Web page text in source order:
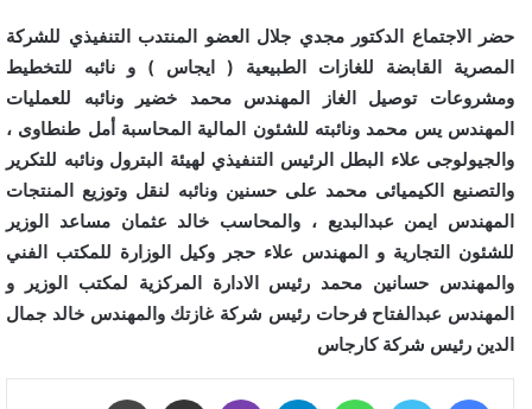
حضر الاجتماع الدكتور مجدي جلال العضو المنتدب التنفيذي للشركة
المصرية القابضة للغازات الطبيعية ( ايجاس ) و نائبه للتخطيط
ومشروعات توصيل الغاز المهندس محمد خضير ونائبه للعمليات
المهندس يس محمد ونائبته للشئون المالية المحاسبة أمل طنطاوى ،
والجيولوجى علاء البطل الرئيس التنفيذي لهيئة البترول ونائبه للتكرير
والتصنيع الكيميائى محمد على حسنين ونائبه لنقل وتوزيع المنتجات
المهندس ايمن عبدالبديع ، والمحاسب خالد عثمان مساعد الوزير
للشئون التجارية و المهندس علاء حجر وكيل الوزارة للمكتب الفني
والمهندس حسانين محمد رئيس الادارة المركزية لمكتب الوزير و
المهندس عبدالفتاح فرحات رئيس شركة غازتك والمهندس خالد جمال
الدين رئيس شركة كارجاس
فيسبوك تويتر واتساب تيلقرام ڤايبر مشاركة عبر البريد